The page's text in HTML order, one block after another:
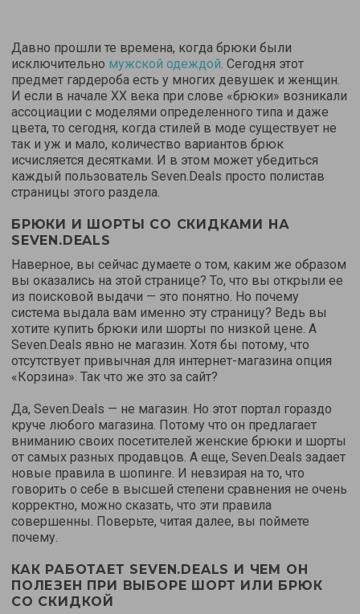
Давно прошли те времена, когда брюки были
исключительно мужской одеждой. Сегодня этот
предмет гардероба есть у многих девушек и женщин.
И если в начале XX века при слове «брюки» возникали
ассоциации с моделями определенного типа и даже
цвета, то сегодня, когда стилей в моде существует не
так и уж и мало, количество вариантов брюк
исчисляется десятками. И в этом может убедиться
каждый пользователь Seven.Deals просто полистав
страницы этого раздела.
БРЮКИ И ШОРТЫ СО СКИДКАМИ НА
SEVEN.DEALS
Наверное, вы сейчас думаете о том, каким же образом
вы оказались на этой странице? То, что вы открыли ее
из поисковой выдачи — это понятно. Но почему
система выдала вам именно эту страницу? Ведь вы
хотите купить брюки или шорты по низкой цене. А
Seven.Deals явно не магазин. Хотя бы потому, что
отсутствует привычная для интернет-магазина опция
«Корзина». Так что же это за сайт?
Да, Seven.Deals — не магазин. Но этот портал гораздо
круче любого магазина. Потому что он предлагает
вниманию своих посетителей женские брюки и шорты
от самых разных продавцов. А еще, Seven.Deals задает
новые правила в шопинге. И невзирая на то, что
говорить о себе в высшей степени сравнения не очень
корректно, можно сказать, что эти правила
совершенны. Поверьте, читая далее, вы поймете
почему.
КАК РАБОТАЕТ SEVEN.DEALS И ЧЕМ ОН
ПОЛЕЗЕН ПРИ ВЫБОРЕ ШОРТ ИЛИ БРЮК
СО СКИДКОЙ